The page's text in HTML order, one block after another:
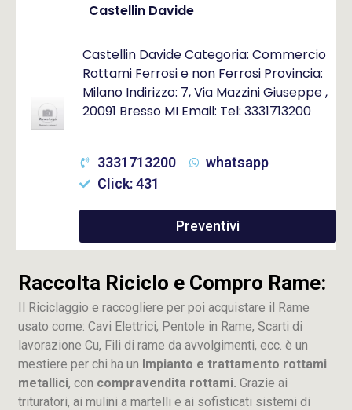
Castellin Davide
Castellin Davide Categoria: Commercio
Rottami Ferrosi e non Ferrosi Provincia:
Milano Indirizzo: 7, Via Mazzini Giuseppe ,
20091 Bresso MI Email: Tel: 3331713200
3331713200
whatsapp
Click: 431
Preventivi
Raccolta Riciclo e Compro Rame:
Il Riciclaggio e raccogliere per poi acquistare il Rame
usato come: Cavi Elettrici, Pentole in Rame, Scarti di
lavorazione Cu, Fili di rame da avvolgimenti, ecc. è un
mestiere per chi ha un Impianto e trattamento rottami
metallici, con compravendita rottami. Grazie ai
trituratori, ai mulini a martelli e ai sofisticati sistemi di